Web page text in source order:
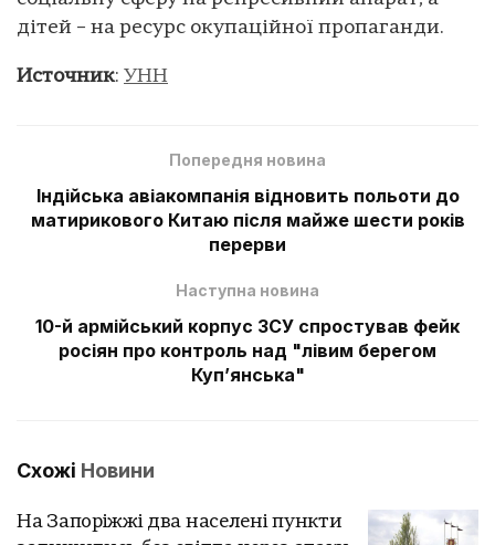
дітей – на ресурс окупаційної пропаганди.
Источник: УНН
Попередня новина
Індійська авіакомпанія відновить польоти до
матирикового Китаю після майже шести років
перерви
Наступна новина
10-й армійський корпус ЗСУ спростував фейк
росіян про контроль над "лівим берегом
Куп’янська"
Схожі Новини
На Запоріжжі два населені пункти